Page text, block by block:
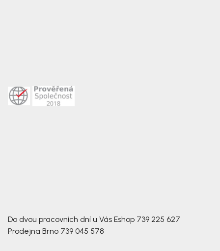
Do dvou pracovních dní u Vás Eshop 739 225 627
Prodejna Brno 739 045 578